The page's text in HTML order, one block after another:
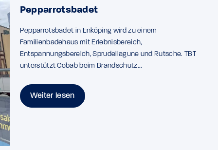
Pepparrotsbadet
Pepparrotsbadet in Enköping wird zu einem
Familienbadehaus mit Erlebnisbereich,
Entspannungsbereich, Sprudellagune und Rutsche. TBT
unterstützt Cobab beim Brandschutz...
Weiter lesen